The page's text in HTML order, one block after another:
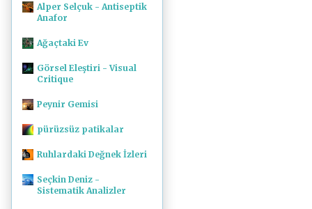
Alper Selçuk - Antiseptik
Anafor
Ağaçtaki Ev
Görsel Eleştiri - Visual
Critique
Peynir Gemisi
pürüzsüz patikalar
Ruhlardaki Değnek İzleri
Seçkin Deniz -
Sistematik Analizler